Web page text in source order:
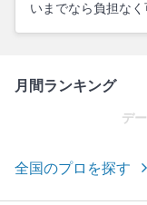
いまでなら負担な
月間ランキング
デ
全国のプロを探す